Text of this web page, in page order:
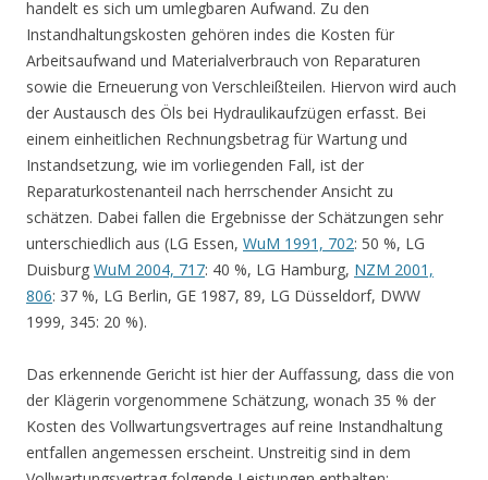
handelt es sich um umlegbaren Aufwand. Zu den
Instandhaltungskosten gehören indes die Kosten für
Arbeitsaufwand und Materialverbrauch von Reparaturen
sowie die Erneuerung von Verschleißteilen. Hiervon wird auch
der Austausch des Öls bei Hydraulikaufzügen erfasst. Bei
einem einheitlichen Rechnungsbetrag für Wartung und
Instandsetzung, wie im vorliegenden Fall, ist der
Reparaturkostenanteil nach herrschender Ansicht zu
schätzen. Dabei fallen die Ergebnisse der Schätzungen sehr
unterschiedlich aus (LG Essen, WuM 1991, 702: 50 %, LG
Duisburg WuM 2004, 717: 40 %, LG Hamburg, NZM 2001,
806: 37 %, LG Berlin, GE 1987, 89, LG Düsseldorf, DWW
1999, 345: 20 %).
Das erkennende Gericht ist hier der Auffassung, dass die von
der Klägerin vorgenommene Schätzung, wonach 35 % der
Kosten des Vollwartungsvertrages auf reine Instandhaltung
entfallen angemessen erscheint. Unstreitig sind in dem